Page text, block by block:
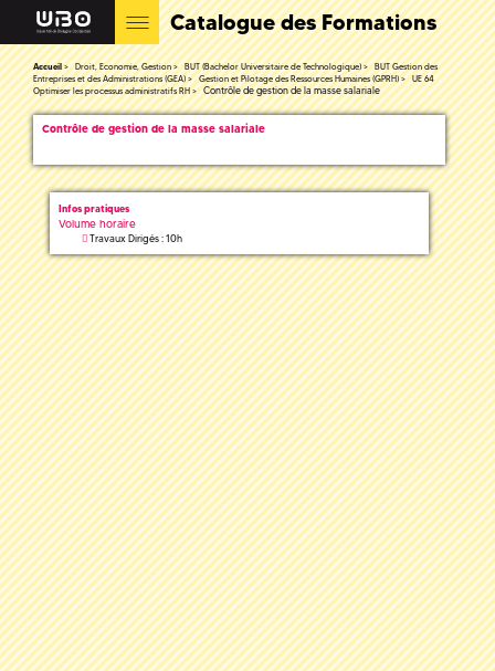
Catalogue des Formations
Accueil Droit, Economie, Gestion BUT (Bachelor Universitaire de Technologique)
BUT Gestion des
Entreprises et des Administrations (GEA)
Gestion et Pilotage des Ressources Humaines (GPRH)
UE 64
Optimiser les processus administratifs RH
Contrôle de gestion de la masse salariale
Contrôle de gestion de la masse salariale
Infos pratiques
Volume horaire
Travaux Dirigés : 10h